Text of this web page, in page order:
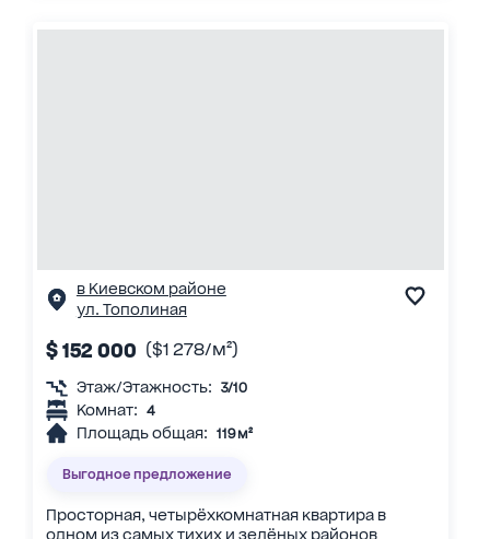
в Киевском районе
ул. Тополиная
$ 152 000 ($1 278/м²)
Этаж/Этажность: 3/10
Комнат: 4
Площадь общая: 119 м²
Выгодное предложение
Просторная, четырёхкомнатная квартира в
одном из самых тихих и зелёных районов